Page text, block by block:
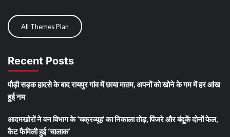
All Themes Plan
Recent Posts
पौड़ी सड़क हादसे के बाद रायपुर गांव में छाया मातम, अपनों को खोने के गम में हर आंख
हुई नम
आदमखोरों ने वन विभाग के ‘चक्रव्यूह’ का निकाला तोड़, पिंजरे और बंदूकें दोनों फेल,
कैट फैमिली हुई ‘चालाक’